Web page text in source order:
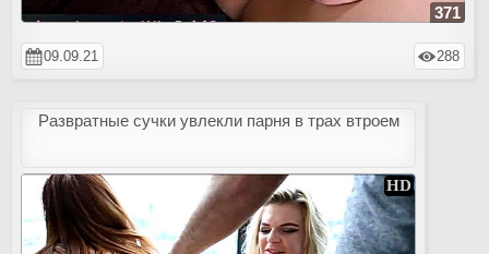
371
09.09.21 288
Развратные сучки увлекли парня в трах втроем